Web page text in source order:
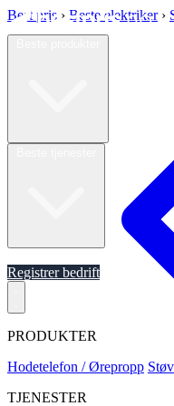
Registrer bedrift
PRODUKTER
Hodetelefon / Ørepropp
TJENESTER
Best pris › Beste elektriker ›